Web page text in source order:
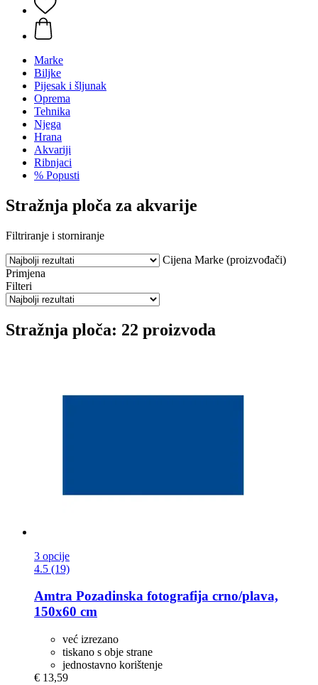
Marke
Biljke
Pijesak i šljunak
Oprema
Tehnika
Njega
Hrana
Akvariji
Ribnjaci
% Popusti
Stražnja ploča za akvarije
Filtriranje i storniranje
Cijena Marke (proizvođači)
Primjena
Filteri
Stražnja ploča: 22 proizvoda
3 opcije
4.5 (19)
Amtra Pozadinska fotografija crno/plava,
150x60 cm
već izrezano
tiskano s obje strane
jednostavno korištenje
€ 13,59